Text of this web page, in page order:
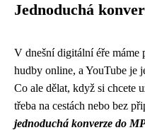
Jednoduchá
V dnešní digitální éře máme
hudby online, a YouTube je
Co ale dělat, když si chcete
třeba na cestách nebo bez
jednoduchá konverze do